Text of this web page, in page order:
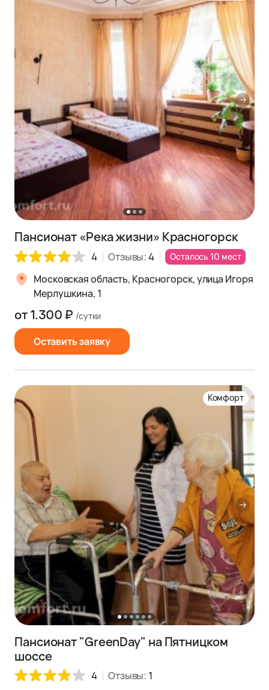
Пансионат «Река жизни» Красногорск
4 Отзывы:4 Осталось 10 мест
Московская область, Красногорск, улица Игоря
Мерлушкина, 1
Оставить заявку
от 1.300 ₽ /сутки
Комфорт
Пансионат "GreenDay" на Пятницком
шоссе
4 Отзывы: 1